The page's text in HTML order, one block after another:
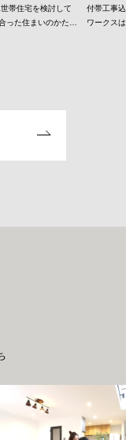
帯住宅を検討して
った住まいのかた
付帯工事